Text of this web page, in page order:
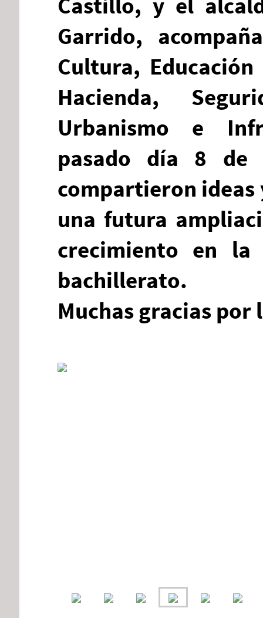
Garrido,
Cultura,
Hacienda,
Urbanismo e
pasado día 8 de
compartieron
una futura
crecimiento en
bachillerato.
Muchas gracias por